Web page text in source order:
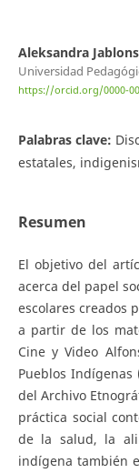
Aleksandra
Universidad
https://orcid.org/0000-
Palabras clave:
estatales,
Resumen
El objetivo del
acerca del papel
escolares creados
a partir de los
Cine y Video
Pueblos
del Archivo
práctica social
de la salud, la
indígena también